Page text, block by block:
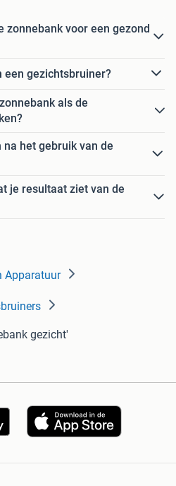
zonnebank voor een gezond
een gezichtsbruiner?
als de
het gebruik van de
je resultaat ziet van de
Apparatuur
gezicht'